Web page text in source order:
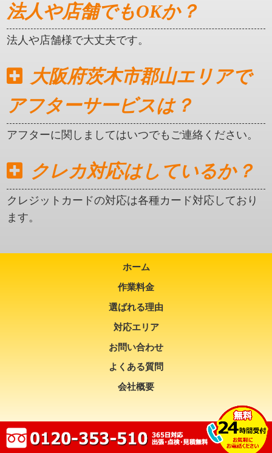
法人や店舗でもOKか？
法人や店舗様で大丈夫です。
大阪府茨木市郡山エリアで
アフターサービスは？
アフターに関しましてはいつでもご連絡ください。
クレカ対応はしているか？
クレジットカードの対応は各種カード対応しており
ます。
ホーム
作業料金
選ばれる理由
対応エリア
お問い合わせ
よくある質問
会社概要